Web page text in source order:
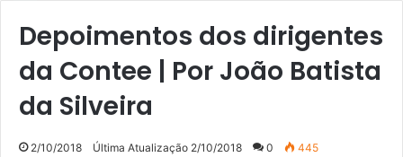
Depoimentos dos dirigentes
da Contee | Por João Batista
da Silveira
2/10/2018 Última Atualização 2/10/2018 0 445